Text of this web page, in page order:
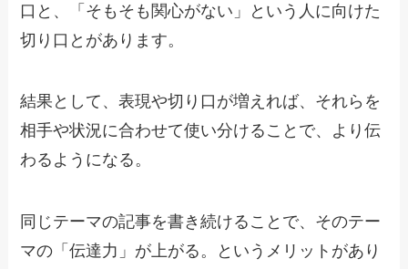
口と、「そもそも関心がない」という人に向けた
切り口とがあります。
結果として、表現や切り口が増えれば、それらを
相手や状況に合わせて使い分けることで、より伝
わるようになる。
同じテーマの記事を書き続けることで、そのテー
マの「伝達力」が上がる。というメリットがあり